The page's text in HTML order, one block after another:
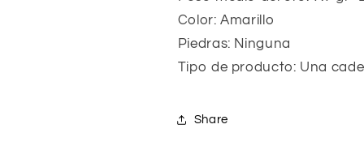
Color: Amarillo
Piedras: Ninguna
Tipo de producto: Una
Share